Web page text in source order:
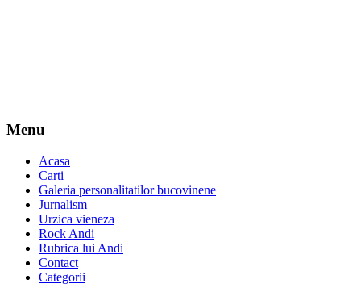
Menu
Acasa
Carti
Galeria personalitatilor bucovinene
Jurnalism
Urzica vieneza
Rock Andi
Rubrica lui Andi
Contact
Categorii